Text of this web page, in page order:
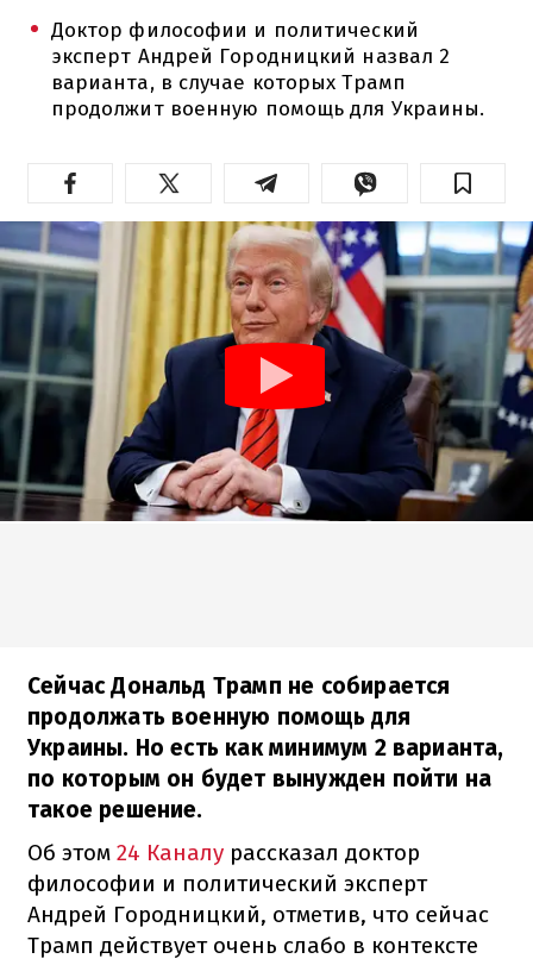
Доктор философии и политический
эксперт Андрей Городницкий назвал 2
варианта, в случае которых Трамп
продолжит военную помощь для Украины.
Сейчас Дональд Трамп не собирается
продолжать военную помощь для
Украины. Но есть как минимум 2 варианта,
по которым он будет вынужден пойти на
такое решение.
Об этом 24 Каналу рассказал доктор
философии и политический эксперт
Андрей Городницкий, отметив, что сейчас
Трамп действует очень слабо в контексте